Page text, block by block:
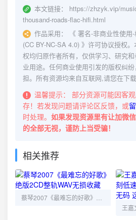
本文链接：
https://zhzyk.vip/
thousand-roads-flac-hifi.html
作品采用：
《 署名-非商业性使用
(CC BY-NC-SA 4.0) 》许可协议授权
权均归原作者所有，仅供学习、研究
业用途。任何商业使用引发的版权纠
担。所有资源均来自互联网,请您在下
温馨提示：
部分资源可能因客
存！若发现问题请评论区反馈，或
时处理。 如果发现资源里有让加微
的全部无视，谨防上当受骗！
相关推荐